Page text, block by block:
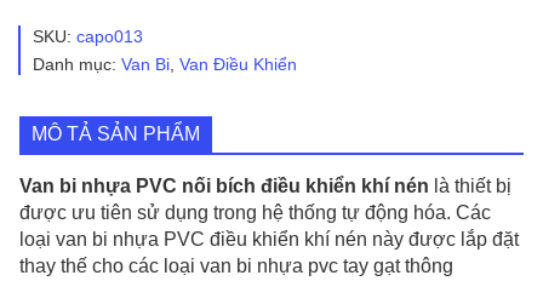
PVC
Bích
Khiển
Khí
Nén
số
lượng
SKU: capo013
Danh mục: Van Bi, Van Điều Khiển
MÔ TẢ SẢN PHẨM
Van bi nhựa PVC nối bích điều khiển khí nén là thiết bị
được ưu tiên sử dụng trong hệ thống tự động hóa. Các
loại van bi nhựa PVC điều khiển khí nén này được lắp đặt
thay thế cho các loại van bi nhựa pvc tay gạt thông